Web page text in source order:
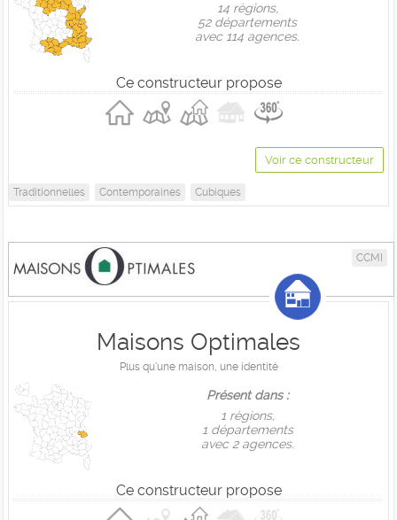
14 règions,
52 départements
avec 114 agences.
Ce constructeur propose
Voir ce constructeur
Traditionnelles Contemporaines Cubiques
CCMI
Maisons Optimales
Plus qu'une maison, une identité
Présent dans :
1 règions,
1 départements
avec 2 agences.
Ce constructeur propose